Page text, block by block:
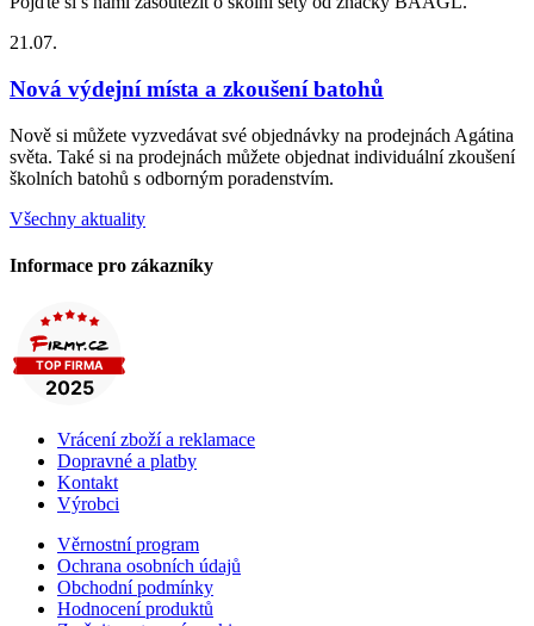
21.07.
Nová výdejní místa a zkoušení batohů
Nově si můžete vyzvedávat své objednávky na prodejnách Agátina
světa. Také si na prodejnách můžete objednat individuální zkoušení
školních batohů s odborným poradenstvím.
Všechny aktuality
Informace pro zákazníky
Vrácení zboží a reklamace
Dopravné a platby
Kontakt
Výrobci
Věrnostní program
Ochrana osobních údajů
Obchodní podmínky
Hodnocení produktů